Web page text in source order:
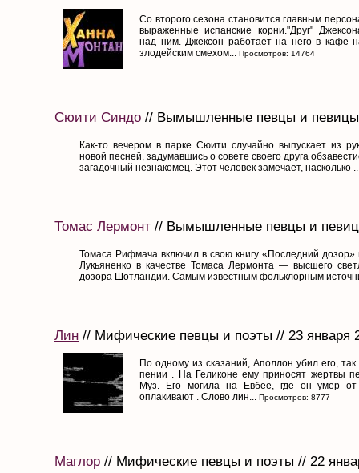
Со второго сезона становится главным
выраженные испанские корни."Друг"
над ним. Джексон работает на него в кафе
злодейским смехом... Просмотров: 14764
Сюити Синдо // Вымышленные певцы и певицы
Как-то вечером в парке Сюити случайно выпускает из
новой песней, задумавшись о совете своего друга
загадочный незнакомец. Этот человек замечает, насколько
Томас Лермонт // Вымышленные певцы и
Томаса Рифмача включил в свою книгу «Последний дозор»
Лукьяненко в качестве Томаса Лермонта — высшего
дозора Шотландии. Самым известным фольклорным
Лин // Мифические певцы и поэты // 23 января
По одному из сказаний, Аполлон убил его,
пении . На Геликоне ему приносят жертвы
Муз. Его могила на Евбее, где он умер
оплакивают . Слово лин... Просмотров: 8777
Маглор // Мифические певцы и поэты // 22